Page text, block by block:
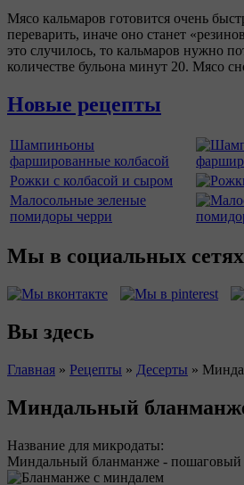
Мясо кальмаров готовится очень
переварить, иначе оно станет
это случилось, то кальмаров нужно
количестве бульона минут 20. Мясо
Новые рецепты
Шампиньоны
фаршированные колбасой
Рожки с колбасой и сыром
Малосольные зеленые
помидоры черри
Мы в социальных сетях
Вы здесь
Главная » Рецепты » Десерты »
Миндальный
Название для микродаты:
Миндальный бланманже - пошаговый